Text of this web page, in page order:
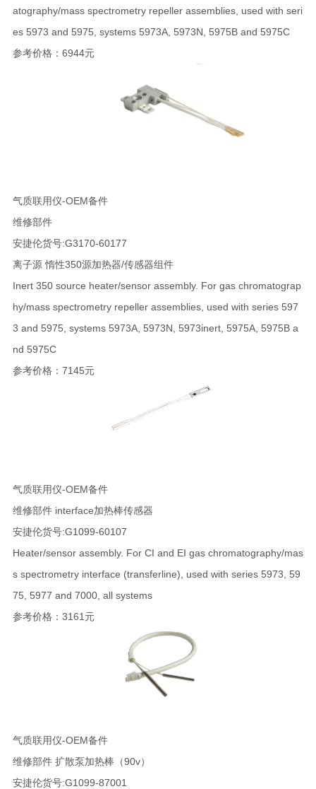
atography/mass spectrometry repeller assemblies, used with seri
es 5973 and 5975, systems 5973A, 5973N, 5975B and 5975C
参考价格：6944元
气质联用仪-OEM备件
维修部件
安捷伦货号:G3170-60177
离子源 惰性350源加热器/传感器组件
Inert 350 source heater/sensor assembly. For gas chromatograp
hy/mass spectrometry repeller assemblies, used with series 597
3 and 5975, systems 5973A, 5973N, 5973inert, 5975A, 5975B a
nd 5975C
参考价格：7145元
气质联用仪-OEM备件
维修部件 interface加热棒传感器
安捷伦货号:G1099-60107
Heater/sensor assembly. For CI and EI gas chromatography/mas
s spectrometry interface (transferline), used with series 5973, 59
75, 5977 and 7000, all systems
参考价格：3161元
气质联用仪-OEM备件
维修部件 扩散泵加热棒（90v）
安捷伦货号:G1099-87001